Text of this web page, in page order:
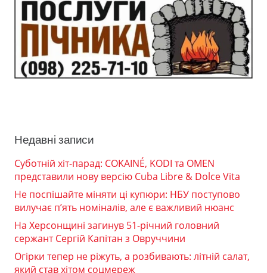
Недавні записи
Суботній хіт-парад: COKAINÉ, KODI та OMEN
представили нову версію Cuba Libre & Dolce Vita
Не поспішайте міняти ці купюри: НБУ поступово
вилучає п’ять номіналів, але є важливий нюанс
На Херсонщині загинув 51-річний головний
сержант Сергій Капітан з Овруччини
Огірки тепер не ріжуть, а розбивають: літній салат,
який став хітом соцмереж